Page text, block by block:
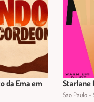
da Ema em
Starlane
São Paulo -